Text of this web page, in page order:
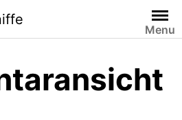
Menu